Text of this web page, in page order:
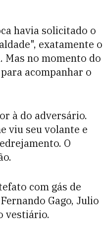
havia solicitado o
exatamente o
no momento do
acompanhar o
à do adversário.
viu seu volante e
O
com gás de
Gago, Julio
vestiário.